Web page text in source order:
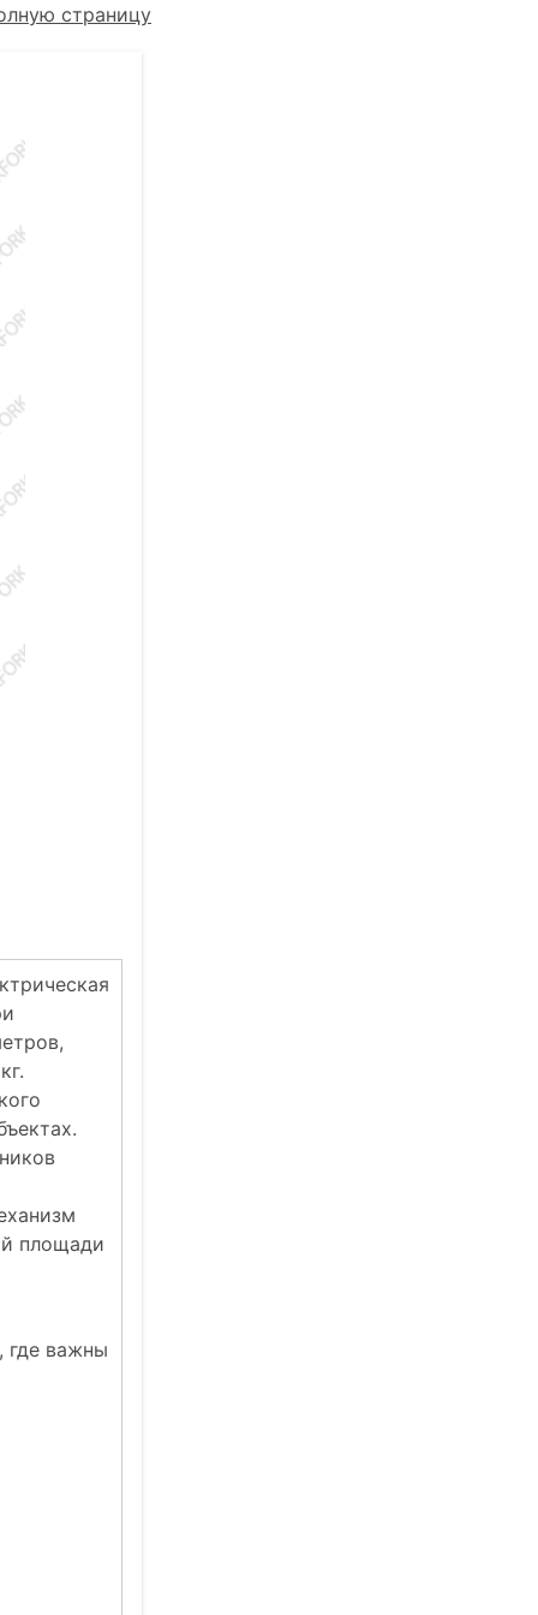
страницу
площади
где важны